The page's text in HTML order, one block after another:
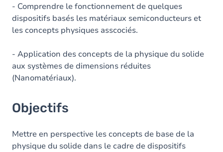
- Comprendre le fonctionnement de quelques
dispositifs basés les matériaux semiconducteurs et
les concepts physiques asscociés.
- Application des concepts de la physique du solide
aux systèmes de dimensions réduites
(Nanomatériaux).
Objectifs
Mettre en perspective les concepts de base de la
physique du solide dans le cadre de dispositifs